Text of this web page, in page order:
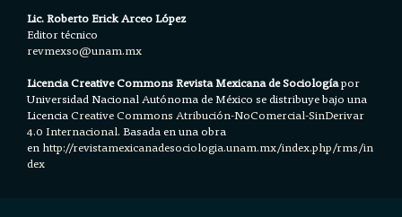
Lic. Roberto Erick Arceo López
Editor técnico
revmexso@unam.mx
Licencia Creative Commons Revista Mexicana de Sociologíapor
Universidad Nacional Autónoma de México se distribuye bajo una
LicenciaCreative Commons Atribución-NoComercial-SinDerivar
4.0 Internacional.Basada en una obra
en http://revistamexicanadesociologia.unam.mx/index.php/rms/in
dex